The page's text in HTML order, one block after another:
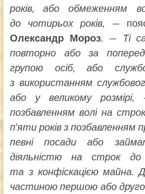
років, або обмеженням
до чотирьох років, —
Олександр Мороз. —
Ті
повторно або за
групою осіб, або
з використанням
або у великому
позбавленням волі на
п’яти років з позбавленням
певні посади або
діяльністю на строк до
та з конфіскацією майна.
частиною першою або